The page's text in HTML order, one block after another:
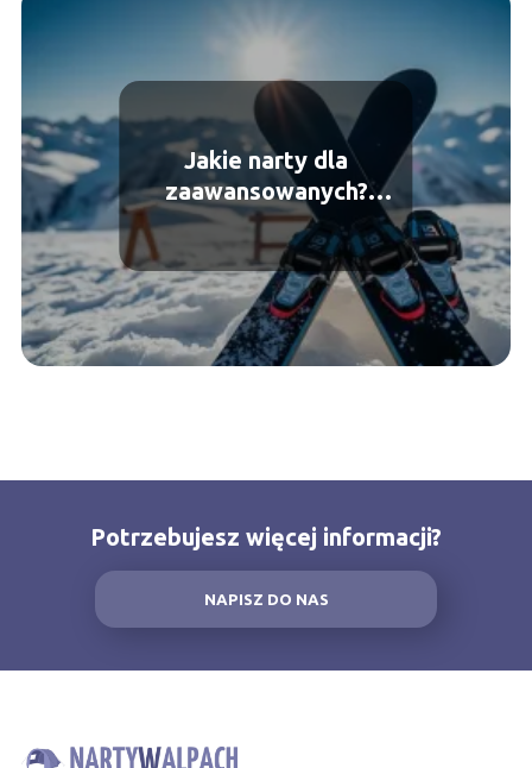
Jakie narty dla
zaawansowanych?
Poradnik wyboru
Potrzebujesz więcej informacji?
NAPISZ DO NAS